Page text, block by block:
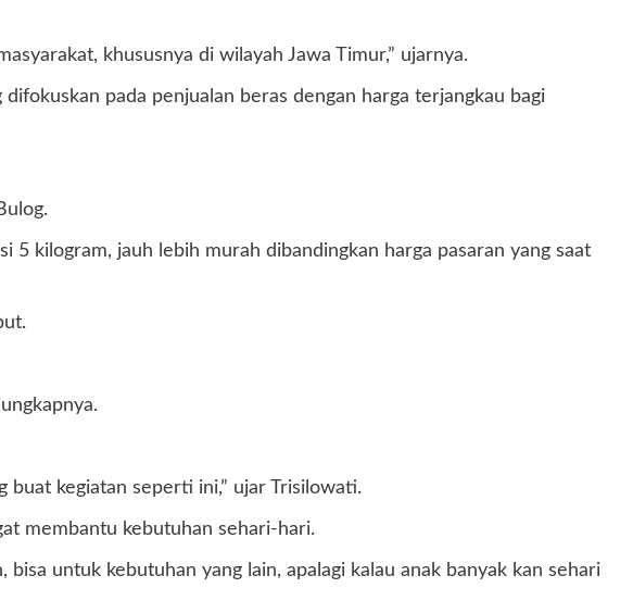
khususnya di wilayah Jawa Timur,” ujarnya.
pada penjualan beras dengan harga terjangkau bagi
5 kilogram, jauh lebih murah dibandingkan harga pasaran yang saat
kegiatan seperti ini,” ujar Trisilowati.
membantu kebutuhan sehari-hari.
untuk kebutuhan yang lain, apalagi kalau anak banyak kan sehari